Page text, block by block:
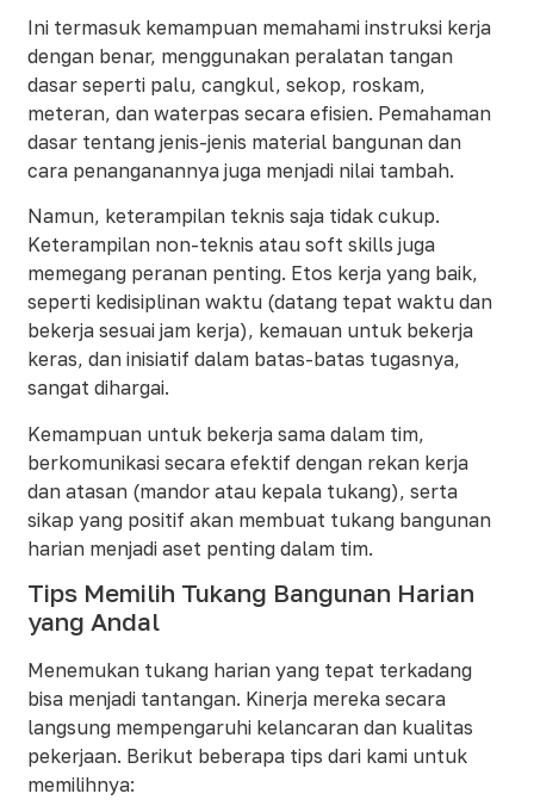
Ini termasuk kemampuan memahami instruksi kerja
dengan benar, menggunakan peralatan tangan
dasar seperti palu, cangkul, sekop, roskam,
meteran, dan waterpas secara efisien. Pemahaman
dasar tentang jenis-jenis material bangunan dan
cara penanganannya juga menjadi nilai tambah.
Namun, keterampilan teknis saja tidak cukup.
Keterampilan non-teknis atau soft skills juga
memegang peranan penting. Etos kerja yang baik,
seperti kedisiplinan waktu (datang tepat waktu dan
bekerja sesuai jam kerja), kemauan untuk bekerja
keras, dan inisiatif dalam batas-batas tugasnya,
sangat dihargai.
Kemampuan untuk bekerja sama dalam tim,
berkomunikasi secara efektif dengan rekan kerja
dan atasan (mandor atau kepala tukang), serta
sikap yang positif akan membuat tukang bangunan
harian menjadi aset penting dalam tim.
Tips Memilih Tukang Bangunan Harian
yang Andal
Menemukan tukang harian yang tepat terkadang
bisa menjadi tantangan. Kinerja mereka secara
langsung mempengaruhi kelancaran dan kualitas
pekerjaan. Berikut beberapa tips dari kami untuk
memilihnya: